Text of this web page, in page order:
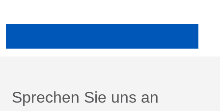
Sprechen Sie uns an